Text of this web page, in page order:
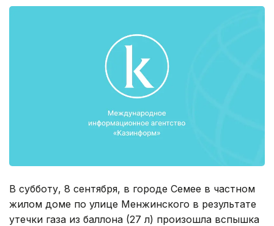
В субботу, 8 сентября, в городе Семее в частном
жилом доме по улице Менжинского в результате
утечки газа из баллона (27 л) произошла вспышка